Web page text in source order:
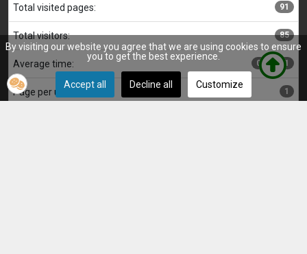
Total visited pages: 91
Total visitors: 85
Average time: 00:00:01
Page per user: 1
By visiting our website you agree that we are using cookies to ensure
you to get the best experience.
Accept all Decline all Customize